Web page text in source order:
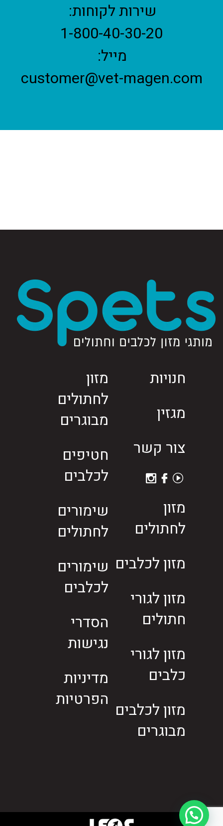
שירות לקוחות:
1-800-40-30-20
מייל:
customer@vet-magen.com
חנויות
מגזין
צור קשר
מזון
לחתולים
מזון לכלבים
מזון לגורי
חתולים
מזון לגורי
כלבים
מזון לכלבים
מבוגרים
מזון
לחתולים
מבוגרים
חטיפים
לכלבים
שימורים
לחתולים
שימורים
לכלבים
הסדרי
נגישות
מדיניות
הפרטיות